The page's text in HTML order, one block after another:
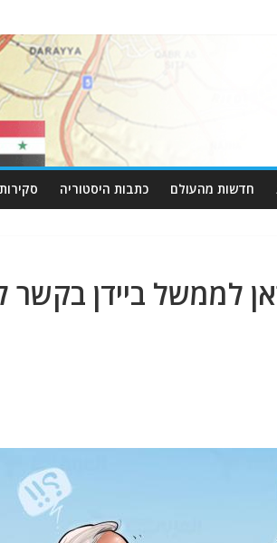
חדשות מהעולם כתבות היסטוריה
לממשל ביידן בקשר